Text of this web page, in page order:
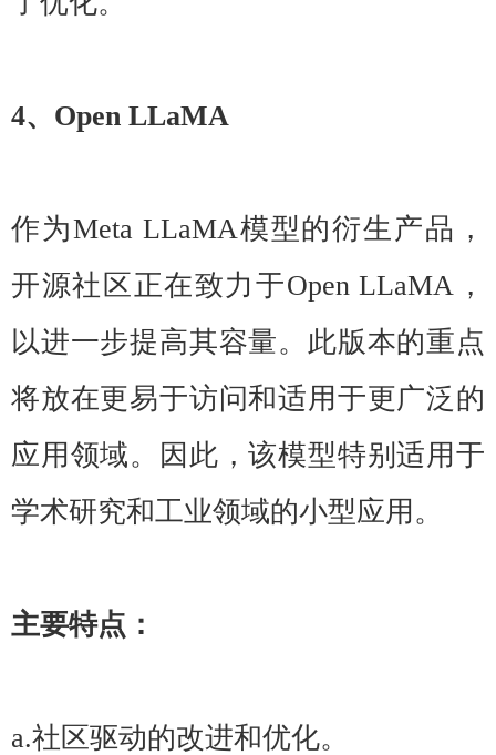
4、Open LLaMA
作为Meta LLaMA模型的衍生产品，
开源社区正在致力于Open LLaMA，
以进一步提高其容量。此版本的重点
将放在更易于访问和适用于更广泛的
应用领域。因此，该模型特别适用于
学术研究和工业领域的小型应用。
主要特点：
a.社区驱动的改进和优化。